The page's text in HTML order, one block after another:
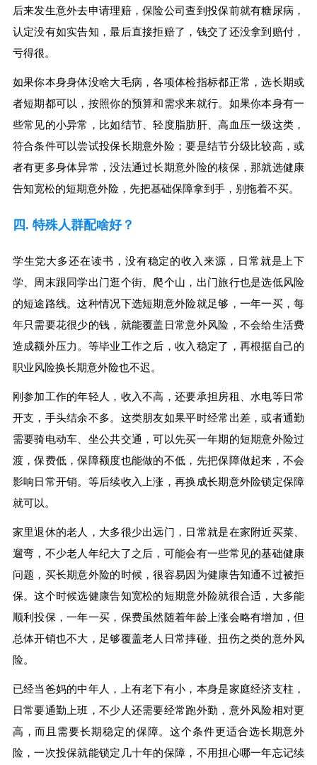
后来发生意外去申请理赔，保险公司查到投保前就有糖尿病，
认定没有如实告知，最后直接拒赔了，钱交了还没拿到赔付，
亏得很。
如果你本身身体没啥大毛病，各项体检指标都正常，选长期或
者短期都可以，按照你的预算和需求来就行。如果你本身有一
些常见的小异常，比如结节、轻度脂肪肝、高血压一级这类，
符合条件可以尝试投保长期意外险；要是结节分级比较高，或
者有更多身体异常，没法通过长期意外险的核保，那就选健康
告知宽松的短期意外险，先把基础保障拿到手，别拖着不买。
四. 特殊人群配啥好？
学生党大多还在读书，没有稳定的收入来源，日常就是上下
学、周末跟同学出门逛个街、爬个山，出门旅行也是选低风险
的短途路线。这种情况下选短期意外险就足够，一年一买，每
年只需要花很少的钱，就能覆盖日常意外风险，不会给生活费
造成额外压力。等毕业工作之后，收入稳定了，再根据自己的
职业风险换长期意外险也不迟。
刚参加工作的年轻人，收入不高，还要承担房租、水电等日常
开支，手头结余不多。这类朋友如果平时经常出差，或者通勤
需要骑电动车、坐公共交通，可以先买一年期的短期意外险过
渡，保费低，保障额度也能做的不低，先把保障做起来，不会
影响日常开销。等后续收入上涨，再换成长期意外险锁定保障
就可以。
家里退休的老人，大多很少出远门，日常就是在家附近买菜、
遛弯，不少老人年纪大了之后，可能会有一些常见的基础健康
问题，买长期意外险的时候，很容易因为健康告知通不过被拒
保。这个时候选健康告知宽松的短期意外险就很合适，大多能
顺利投保，一年一买，保费虽然随着年龄上涨会略有增加，但
总体开销也不大，足够覆盖老人日常摔碰、扭伤之类的意外风
险。
已经当爸妈的中年人，上有老下有小，本身是家庭经济支柱，
日常要通勤上班，不少人还需要经常跑外勤，意外风险相对更
高，而且需要长期稳定的保障。这个条件更适合选长期意外
险，一次投保就能锁定几十年的保障，不用担心哪一年忘记续